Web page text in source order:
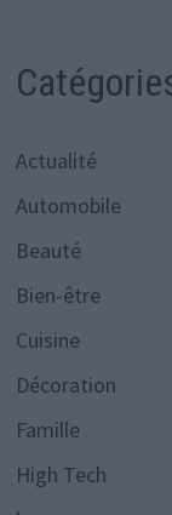
Actualité
Automobile
Beauté
Bien-être
Cuisine
Décoration
Famille
High Tech